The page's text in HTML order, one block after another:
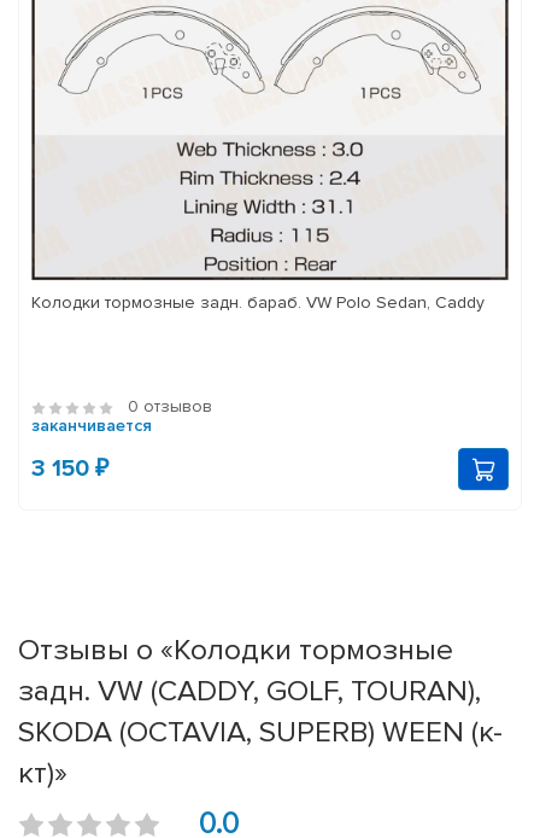
Колодки тормозные задн. бараб. VW Polo Sedan, Caddy
0 отзывов
заканчивается
3 150 ₽
Отзывы о «Колодки тормозные
задн. VW (CADDY, GOLF, TOURAN),
SKODA (OCTAVIA, SUPERB) WEEN (к-
кт)»
0.0